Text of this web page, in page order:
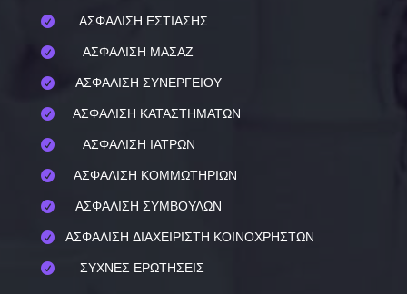
 ΑΣΦΑΛΙΣΗ ΕΣΤΙΑΣΗΣ
 ΑΣΦΑΛΙΣΗ ΜΑΣΑΖ
 ΑΣΦΑΛΙΣΗ ΣΥΝΕΡΓΕΙΟΥ
 ΑΣΦΑΛΙΣΗ ΚΑΤΑΣΤΗΜΑΤΩΝ
 ΑΣΦΑΛΙΣΗ ΙΑΤΡΩΝ
 ΑΣΦΑΛΙΣΗ ΚΟΜΜΩΤΗΡΙΩΝ
 ΑΣΦΑΛΙΣΗ ΣΥΜΒΟΥΛΩΝ
 ΑΣΦΑΛΙΣΗ ΔΙΑΧΕΙΡΙΣΤΗ ΚΟΙΝΟΧΡΗΣΤΩΝ
 ΣΥΧΝΕΣ ΕΡΩΤΗΣΕΙΣ